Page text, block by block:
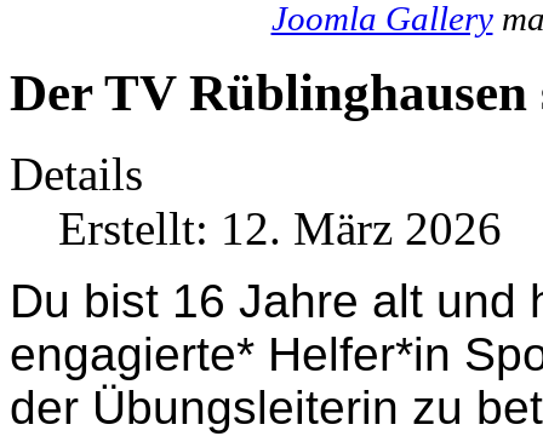
Joomla Gallery
Der TV
Details
Erstellt: 12. März 2026
Du bist 16 Jahre alt und
engagierte* Helfer*in
der Übungsleiterin zu